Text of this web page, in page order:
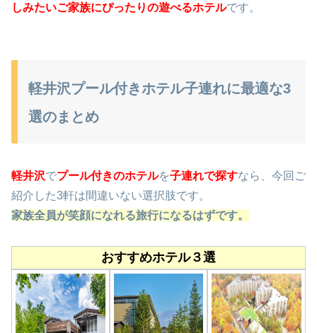
しみたいご家族にぴったりの遊べるホテルです。
軽井沢プール付きホテル子連れに最適な3
選のまとめ
軽井沢でプール付きのホテルを子連れで探すなら、今回ご
紹介した3軒は間違いない選択肢です。
家族全員が笑顔になれる旅行になるはずです。
おすすめホテル３選